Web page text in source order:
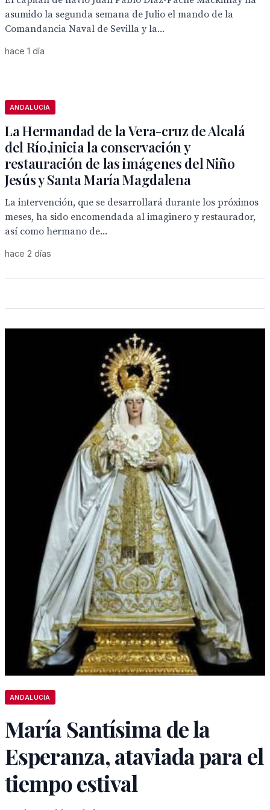
asumido la segunda semana de Julio el mando de la
Comandancia Naval de Sevilla y la...
hace 1 día
ANDALUCÍA
La Hermandad de la Vera-cruz de Alcalá
del Río,inicia la conservación y
restauración de las imágenes del Niño
Jesús y Santa María Magdalena
La intervención, que se desarrollará durante los próximos
meses, ha sido encomendada al imaginero y restaurador,
así como hermano de...
hace 2 días
ANDALUCÍA
María Santísima de la
Esperanza, ataviada para el
tiempo estival